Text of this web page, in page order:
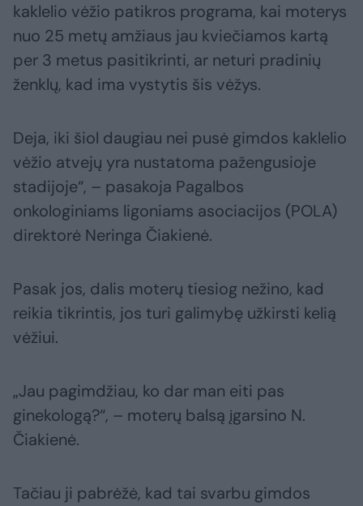
kaklelio vėžio patikros programa, kai moterys
nuo 25 metų amžiaus jau kviečiamos kartą
per 3 metus pasitikrinti, ar neturi pradinių
ženklų, kad ima vystytis šis vėžys.
Deja, iki šiol daugiau nei pusė gimdos kaklelio
vėžio atvejų yra nustatoma pažengusioje
stadijoje“, – pasakoja Pagalbos
onkologiniams ligoniams asociacijos (POLA)
direktorė Neringa Čiakienė.
Pasak jos, dalis moterų tiesiog nežino, kad
reikia tikrintis, jos turi galimybę užkirsti kelią
vėžiui.
„Jau pagimdžiau, ko dar man eiti pas
ginekologą?“, – moterų balsą įgarsino N.
Čiakienė.
Tačiau ji pabrėžė, kad tai svarbu gimdos